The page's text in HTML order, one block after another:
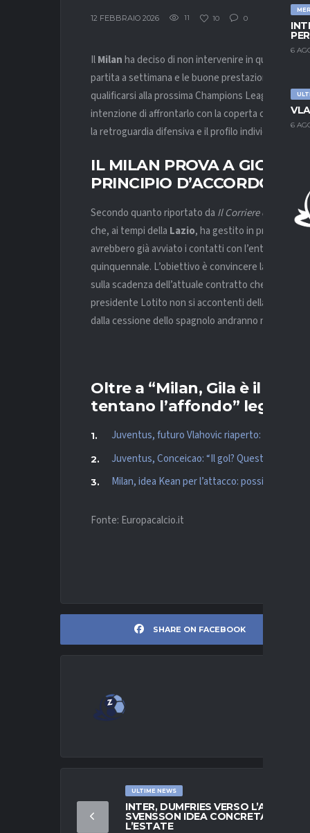
6
6
12 FEBBRAIO 2026 11 10 0
IlMilanha deciso di non intervenire in questa
partita a settimana e le buone prestazioni di Koni
qualificarsi alla prossima Champions League,
intenzione di affrontarlo con la coperta corta. In
la retroguardia difensiva e il profilo individuato è
IL MILAN PROVA A GIOCARE
PRINCIPIO D’ACCORDO
Secondo quanto riportato da Il Corriere dello Sport
che, ai tempi della Lazio, ha gestito in prima
avrebbero già avviato i contatti con l’entourage
quinquennale. L’obiettivo è convincere la
sulla scadenza dell’attuale contratto che lega
presidente Lotito non si accontenti della cifra
dalla cessione dello spagnolo andranno nelle casse
Oltre a “Milan, Gila è il
tentano l’affondo” leggi
Juventus, futuro Vlahovic riaperto: le parole di
Juventus, Conceicao: “Il gol? Questione di
Milan, idea Kean per l’attacco: possibile
Fonte: Europacalcio.it
SHARE ON FACEBOOK
ULTIME NEWS
INTER, DUMFRIES VERSO L’ADDIO:
SVENSSON IDEA CONCRETA PER
L’ESTATE